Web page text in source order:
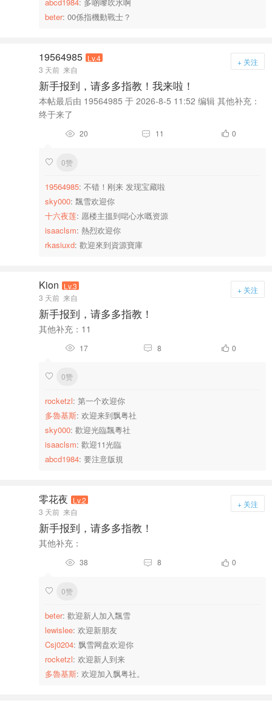
beter: 00係指機動戰士？
19564985 Lv.4
3 天前 来自
+ 关注
新手报到，请多多指教！我来啦！
本帖最后由 19564985 于 2026-8-5 11:52 编辑 其他补充：
终于来了
 20  11  0
 0赞
19564985: 不错！刚来 发现宝藏啦
sky000: 飄雪欢迎你
十六夜莲: 愿楼主搵到啱心水嘅资源
isaaclsm: 熱烈欢迎你
rkasiuxd: 歡迎來到資源寶庫
Kion Lv.3
3 天前 来自
+ 关注
新手报到，请多多指教！
其他补充：11
 17  8  0
 0赞
rocketzl: 第一个欢迎你
多魯基斯: 欢迎来到飘粤社
sky000: 歡迎光臨飄粵社
isaaclsm: 歡迎11光臨
abcd1984: 要注意版規
零花夜 Lv.2
3 天前 来自
+ 关注
新手报到，请多多指教！
其他补充：
 38  8  0
 0赞
beter: 歡迎新人加入飄雪
lewislee: 欢迎新朋友
Csj0204: 飘雪网盘欢迎你
rocketzl: 欢迎新人到来
多魯基斯: 欢迎加入飘粤社。